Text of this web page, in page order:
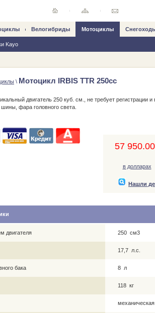
Велогибриды Mотоциклы
Kayo
\ Мотоцикл IRBIS TTR 250сс
двигатель 250 куб. см., не требует регистрации и
фара головного света.
57
в долларах
Нашли
двигателя 250 см3
17,7 л.с.
бака 8 л
118 кг
механическая